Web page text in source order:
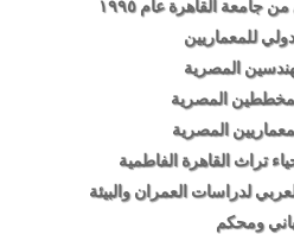
جامعة القاهرة عام ١٩٩٥
للمعماريين
المصرية
المصرية
المصرية
تراث القاهرة الفاطمية
لدراسات العمران والبيئة
ومحكم